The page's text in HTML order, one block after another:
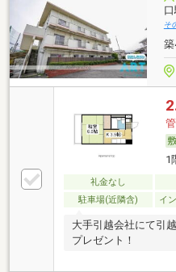
そ
1
礼金なし
駐車場(近隣含)
イ
大手引越会社にて引
プレゼント！